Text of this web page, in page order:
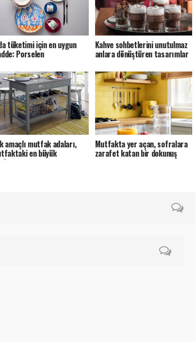
tüketimi için en uygun
Porselen
Kahve sohbetlerini unutulmaz
anlara dönüştüren tasarımlar
amaçlı mutfak adaları,
en büyük
Mutfakta yer açan, sofralara
zarafet katan bir dokunuş